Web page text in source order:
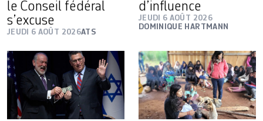
le Conseil fédéral
s’excuse
JEUDI 6 AOÛT 2026ATS
d’influence
JEUDI 6 AOÛT 2026
DOMINIQUE HARTMANN